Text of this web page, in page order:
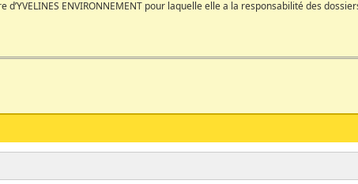
d’YVELINES ENVIRONNEMENT pour laquelle elle a la responsabilité des